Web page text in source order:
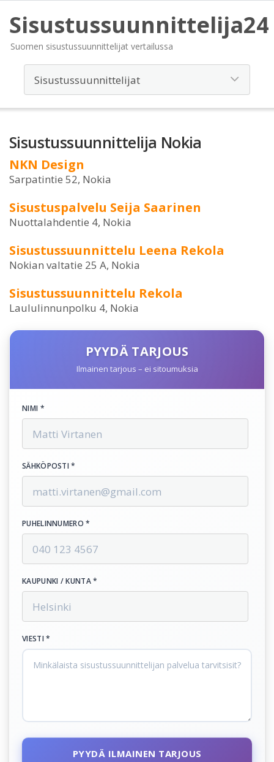
Sisustussuunnittelija24
Suomen sisustussuunnittelijat vertailussa
Sisustussuunnittelija Nokia
NKN Design
Sarpatintie 52, Nokia
Sisustuspalvelu Seija Saarinen
Nuottalahdentie 4, Nokia
Sisustussuunnittelu Leena Rekola
Nokian valtatie 25 A, Nokia
Sisustussuunnittelu Rekola
Laululinnunpolku 4, Nokia
PYYDÄ TARJOUS
Ilmainen tarjous – ei sitoumuksia
NIMI *
SÄHKÖPOSTI *
PUHELINNUMERO *
KAUPUNKI / KUNTA *
VIESTI *
PYYDÄ ILMAINEN TARJOUS